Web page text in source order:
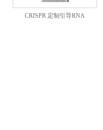
CRISPR 定制引导RNA